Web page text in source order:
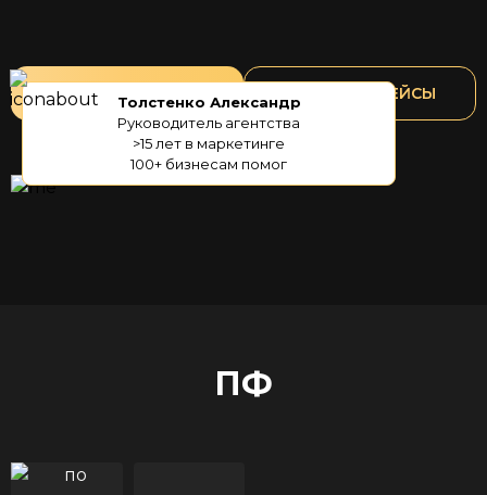
ДИАГНОСТИКА СМОТРЕТЬ КЕЙСЫ
Толстенко Александр
Руководитель агентства
>15 лет в маркетинге
100+ бизнесам помог
ПФ